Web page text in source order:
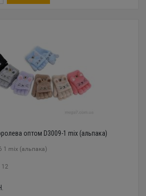
оптом D3009-1 mix (альпака)
1 mix (альпака)
12